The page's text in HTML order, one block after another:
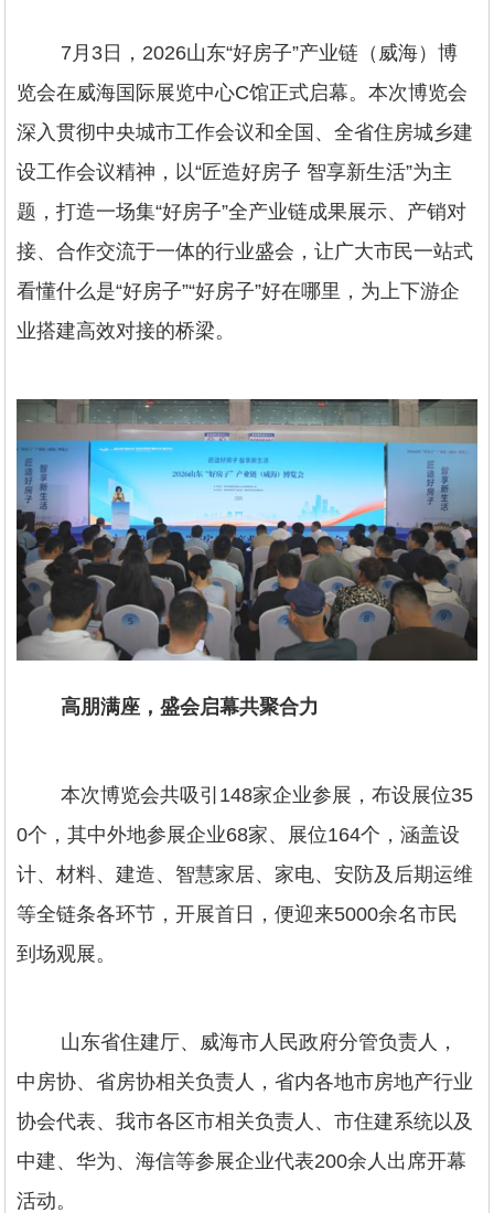
7月3日，2026山东“好房子”产业链（威海）博
览会在威海国际展览中心C馆正式启幕。本次博览会
深入贯彻中央城市工作会议和全国、全省住房城乡建
设工作会议精神，以“匠造好房子 智享新生活”为主
题，打造一场集“好房子”全产业链成果展示、产销对
接、合作交流于一体的行业盛会，让广大市民一站式
看懂什么是“好房子”“好房子”好在哪里，为上下游企
业搭建高效对接的桥梁。
高朋满座，盛会启幕共聚合力
本次博览会共吸引148家企业参展，布设展位35
0个，其中外地参展企业68家、展位164个，涵盖设
计、材料、建造、智慧家居、家电、安防及后期运维
等全链条各环节，开展首日，便迎来5000余名市民
到场观展。
山东省住建厅、威海市人民政府分管负责人，
中房协、省房协相关负责人，省内各地市房地产行业
协会代表、我市各区市相关负责人、市住建系统以及
中建、华为、海信等参展企业代表200余人出席开幕
活动。